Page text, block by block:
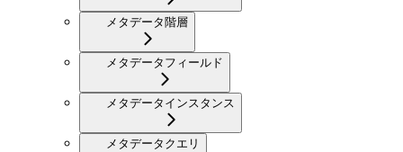
メタデータ階層
メタデータフィールド
メタデータインスタンス
メタデータクエリ